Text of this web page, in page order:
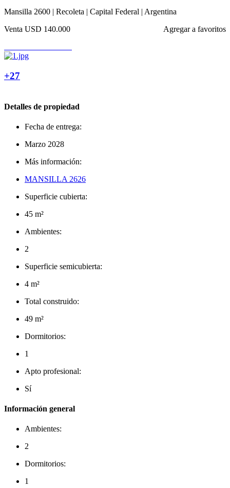
Mansilla 2600 | Recoleta | Capital Federal | Argentina
Agregar a favoritos
Venta USD 140.000
+27
Detalles de propiedad
Fecha de entrega:
Marzo 2028
Más información:
MANSILLA 2626
Superficie cubierta:
45 m²
Ambientes:
2
Superficie semicubierta:
4 m²
Total construido:
49 m²
Dormitorios:
1
Apto profesional:
Sí
Información general
Ambientes:
2
Dormitorios:
1